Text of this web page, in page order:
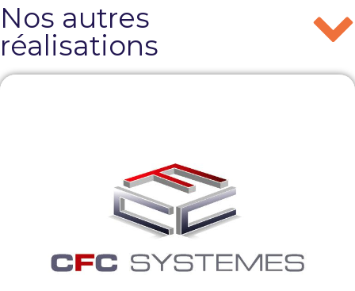
Nos autres
réalisations